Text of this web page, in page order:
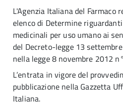
L'Agenzia Italiana del Farmaco
elenco di Determine
medicinali per uso umano ai
del Decreto-legge 13
nella legge 8 novembre 2012
L’entrata in vigore del
pubblicazione nella Gazzetta
Italiana.